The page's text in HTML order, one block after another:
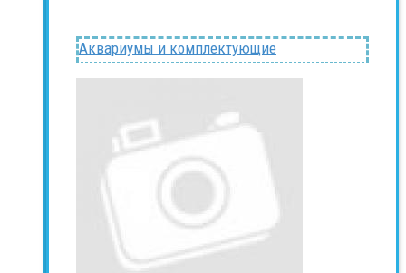
Аквариумы и комплектующие